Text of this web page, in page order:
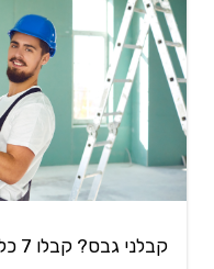
קבלני גבס? קבלו 7 כלים לגבס שמשדרגים כל פרויקט!